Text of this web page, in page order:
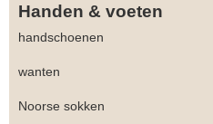
Handen & voeten
handschoenen
wanten
Noorse sokken